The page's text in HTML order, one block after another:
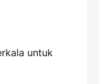
untuk